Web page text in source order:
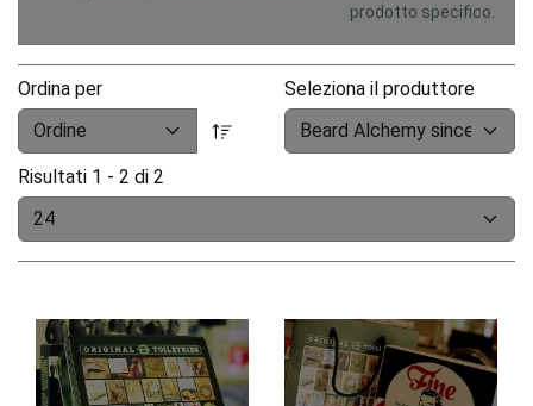
prodotto specifico.
Ordina per Seleziona il produttore
Risultati 1 - 2 di 2